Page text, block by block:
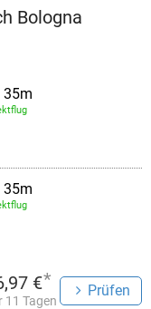
Bologna
35m
35m
€*
11 Tagen
Prüfen